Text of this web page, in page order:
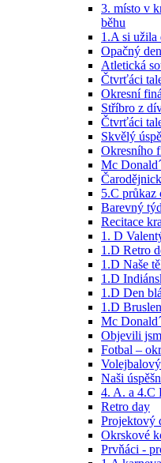
3. místo v
běhu
1.A si užila
Opačný den
Atletická
Čtvrťáci
Okresní
Stříbro z
Čtvrťáci
Skvělý
Okresního
Mc
5.C průkaz
Barevný
Recitace
1. D
1.D Retro
1.D Naše
1.D
1.D Den
1.D
Mc
Objevili
Fotbal –
Naši
4. A. a 4.C
Retro day
Projektový
Okrskové
Prvňáci -